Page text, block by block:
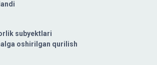
subyektlari
oshirilgan qurilish